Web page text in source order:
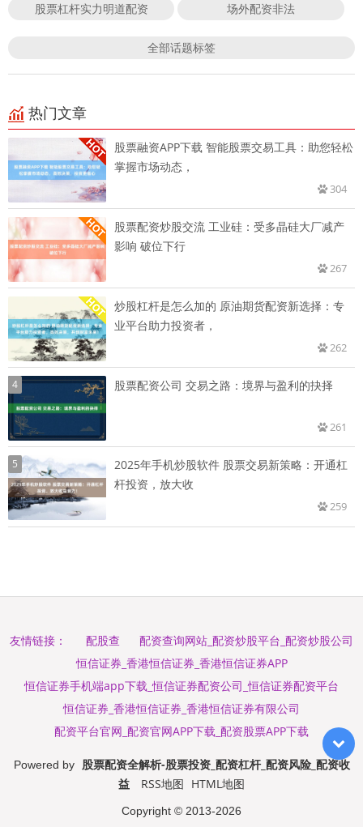
股票杠杆实力明道配资 场外配资非法
全部话题标签
热门文章
股票融资APP下载 智能股票交易工具：助您轻松
掌握市场动态，
304
股票配资炒股交流 工业硅：受多晶硅大厂减产
影响 破位下行
267
炒股杠杆是怎么加的 原油期货配资新选择：专
业平台助力投资者，
262
4 股票配资公司 交易之路：境界与盈利的抉择
261
5
2025年手机炒股软件 股票交易新策略：开通杠
杆投资，放大收
259
友情链接： 配股查
配资查询网站_配资炒股平台_配资炒股公司
恒信证券_香港恒信证券_香港恒信证券APP
恒信证券手机端app下载_恒信证券配资公司_恒信证券配资平台
恒信证券_香港恒信证券_香港恒信证券有限公司
配资平台官网_配资官网APP下载_配资股票APP下载
Powered by
股票配资全解析-股票投资_配资杠杆_配资风险_配资收
益
RSS地图 HTML地图
Copyright © 2013-2026